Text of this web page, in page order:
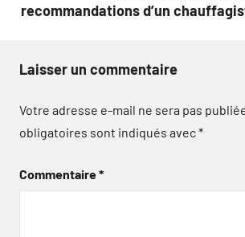
recommandations d’un
Laisser un commentaire
Votre adresse e-mail ne sera pas
obligatoires sont indiqués avec*
Commentaire*